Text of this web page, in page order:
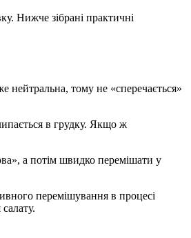
Нижче зібрані практичні
нейтральна, тому не «сперечається»
в грудку. Якщо ж
а потім швидко перемішати у
перемішування в процесі